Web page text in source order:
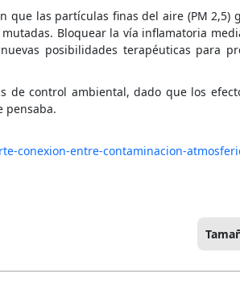
que las partículas finas del aire (PM
Bloquear la vía inflamatoria
posibilidades terapéuticas para
de control ambiental, dado que los
pensaba.
conexion-entre-contaminacion-